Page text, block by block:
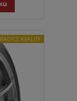
KVALITY